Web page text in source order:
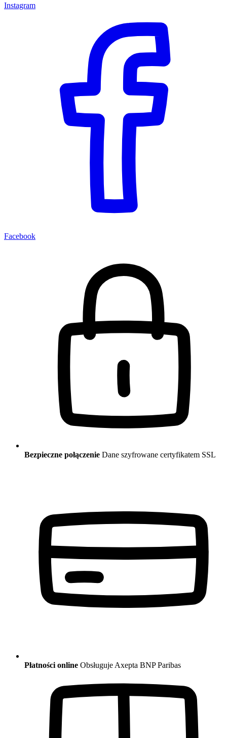
Instagram
Facebook
Bezpieczne połączenie Dane szyfrowane certyfikatem SSL
Płatności online Obsługuje Axepta BNP Paribas